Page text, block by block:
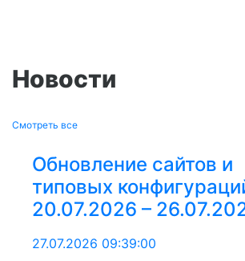
Новости
Смотреть все
Обновление сайтов и
типовых
20.07.2026 –
27.07.2026 09:39:00